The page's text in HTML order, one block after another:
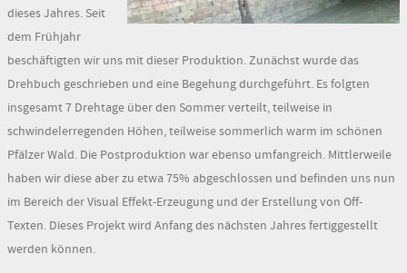
dieses Jahres. Seit
dem Frühjahr
beschäftigten wir uns mit dieser Produktion. Zunächst wurde das
Drehbuch geschrieben und eine Begehung durchgeführt. Es folgten
insgesamt 7 Drehtage über den Sommer verteilt, teilweise in
schwindelerregenden Höhen, teilweise sommerlich warm im schönen
Pfälzer Wald. Die Postproduktion war ebenso umfangreich. Mittlerweile
haben wir diese aber zu etwa 75% abgeschlossen und befinden uns nun
im Bereich der Visual Effekt-Erzeugung und der Erstellung von Off-
Texten. Dieses Projekt wird Anfang des nächsten Jahres fertiggestellt
werden können.